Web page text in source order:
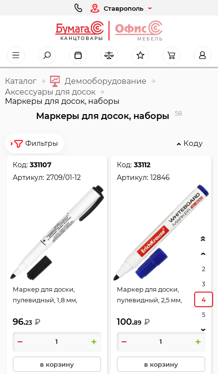
Ставрополь
КАНЦТОВАРЫ МЕБЕЛЬ
Каталог
Демооборудование
Аксессуары для досок
Маркеры для досок, наборы
Маркеры для досок, наборы 58
Фильтры Коду
Код:331107
Артикул:2709/01-12
Маркер для доски,
пулевидный, 1,8 мм,
упаковка картонная
коробка, Centropen,
2709/01-12
96.23 ₽
в корзину
Код:33112
Артикул:12846
Маркер для доски,
пулевидный, 2,5 мм,
W-500, Erich Krause, 12846
100.89 ₽
в корзину
2
3
4
5